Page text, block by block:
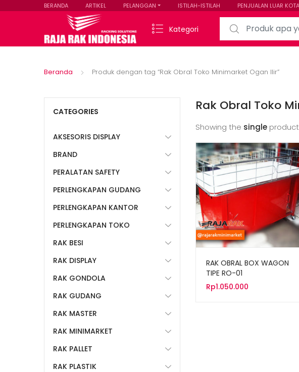
BERANDA ARTIKEL PELANGGAN ISTILAH-ISTILAH PENJUALAN LUAR KOTA
Kategori
Search for:
Beranda Produk dengan tag “Rak Obral Toko Minimarket Ogan Ilir”
Rak Obral Toko
Showing the single product
RAK OBRAL BOX WAGON
TIPE RO-01
Rp1.050.000
CATEGORIES
AKSESORIS DISPLAY
BRAND
PERALATAN SAFETY
PERLENGKAPAN GUDANG
PERLENGKAPAN KANTOR
PERLENGKAPAN TOKO
RAK BESI
RAK DISPLAY
RAK GONDOLA
RAK GUDANG
RAK MASTER
RAK MINIMARKET
RAK PALLET
RAK PLASTIK